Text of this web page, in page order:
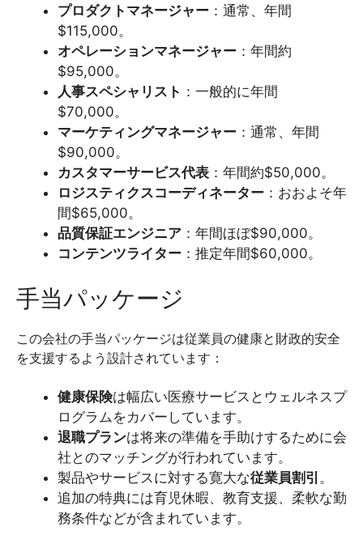
プロダクトマネージャー ：通常、年間
$115,000。
オペレーションマネージャー ：年間約
$95,000。
人事スペシャリスト ：一般的に年間
$70,000。
マーケティングマネージャー ：通常、年間
$90,000。
カスタマーサービス代表 ：年間約$50,000。
ロジスティクスコーディネーター ：おおよそ年
間$65,000。
品質保証エンジニア ：年間ほぼ$90,000。
コンテンツライター ：推定年間$60,000。
手当パッケージ
この会社の手当パッケージは従業員の健康と財政的安全
を支援するよう設計されています：
健康保険は幅広い医療サービスとウェルネスプ
ログラムをカバーしています。
退職プランは将来の準備を手助けするために会
社とのマッチングが行われています。
製品やサービスに対する寛大な従業員割引 。
追加の特典には育児休暇、教育支援、柔軟な勤
務条件などが含まれています。